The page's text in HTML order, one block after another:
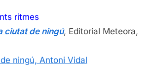
ritmes
ciutat de ningú, Editorial Meteora,